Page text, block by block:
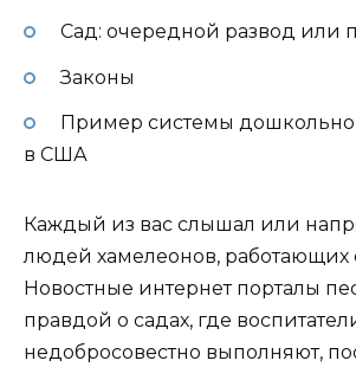
Сад: очередной развод или
Законы
Пример системы
в США
Каждый из вас слышал или
людей хамелеонов, работающих
Новостные интернет порталы
правдой о садах, где
недобросовестно выполняют,